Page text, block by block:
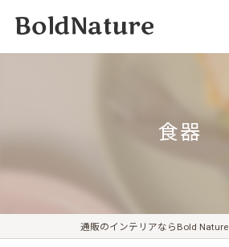
食器
通販のインテリアならBold Nature